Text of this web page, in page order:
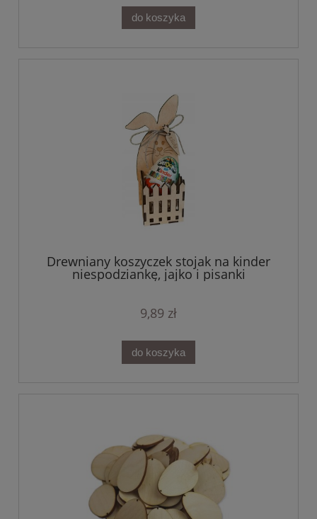
do koszyka
Drewniany koszyczek stojak na kinder
niespodziankę, jajko i pisanki
9,89 zł
do koszyka